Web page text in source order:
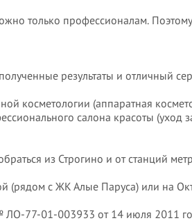
только профессионалам.
результаты и отличный
косметологии (аппаратная
салона красоты
из Строгино и от станций
(рядом с ЖК Алые Паруса) или на
ЛО-77-01-003933 от 14 июля 2011